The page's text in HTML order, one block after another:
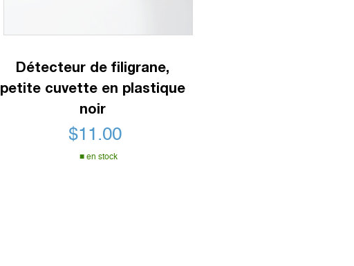
Détecteur de filigrane,
petite cuvette en plastique
noir
$11.00
en stock